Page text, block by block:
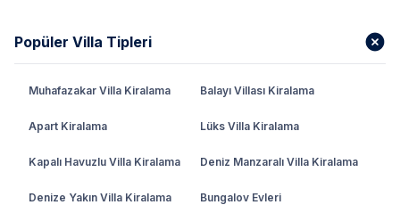
Popüler Villa Tipleri
Muhafazakar Villa Kiralama Balayı Villası Kiralama
Apart Kiralama Lüks Villa Kiralama
Kapalı Havuzlu Villa Kiralama Deniz Manzaralı Villa Kiralama
Denize Yakın Villa Kiralama Bungalov Evleri